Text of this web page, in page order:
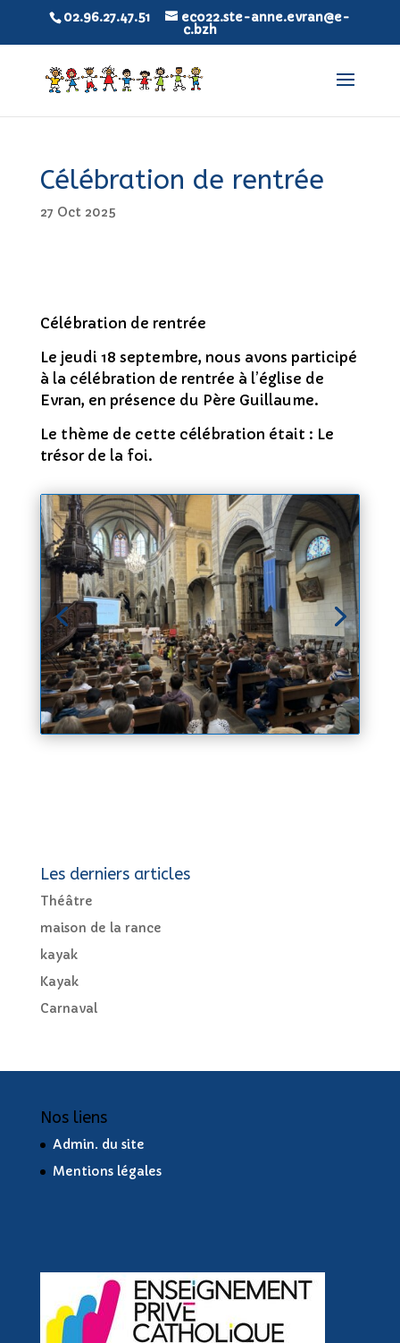
02.96.27.47.51 eco22.ste-anne.evran@e-
c.bzh
Célébration de rentrée
27 Oct 2025
Célébration de rentrée
Le jeudi 18 septembre, nous avons participé
à la célébration de rentrée à l’église de
Evran, en présence du Père Guillaume.
Le thème de cette célébration était : Le
trésor de la foi.
Les derniers articles
Théâtre
maison de la rance
kayak
Kayak
Carnaval
Nos liens
Admin. du site
Mentions légales